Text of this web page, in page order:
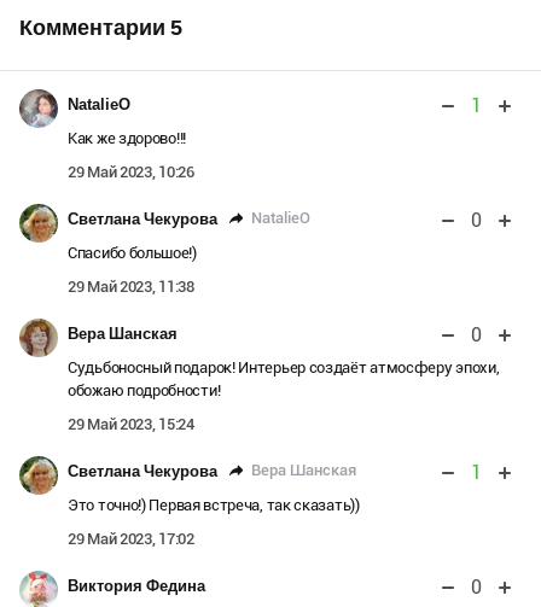
Комментарии 5
NatalieO 1
Как же здорово!!!
29 Май 2023, 10:26
Светлана Чекурова NatalieO 0
Спасибо большое!)
29 Май 2023, 11:38
Вера Шанская 0
Судьбоносный подарок! Интерьер создаёт атмосферу эпохи,
обожаю подробности!
29 Май 2023, 15:24
Светлана Чекурова Вера Шанская 1
Это точно!) Первая встреча, так сказать))
29 Май 2023, 17:02
Виктория Федина 0